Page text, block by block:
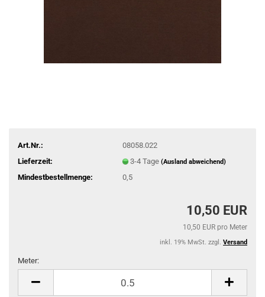
Art.Nr.:
08058.022
Lieferzeit:
3-4 Tage (Ausland abweichend)
Mindestbestellmenge: 0,5
10,50 EUR
10,50 EUR pro Meter
inkl. 19% MwSt. zzgl. Versand
Meter: